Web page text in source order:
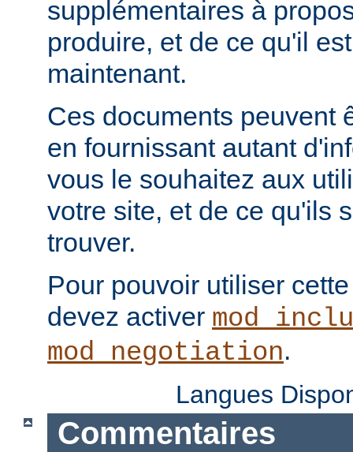
supplémentaires à
produire, et de ce qu'il
maintenant.
Ces documents peuvent
en fournissant autant
vous le souhaitez aux
votre site, et de ce qu'ils
trouver.
Pour pouvoir utiliser
devez activer
mod_negotiation.
Langues
Commentaires